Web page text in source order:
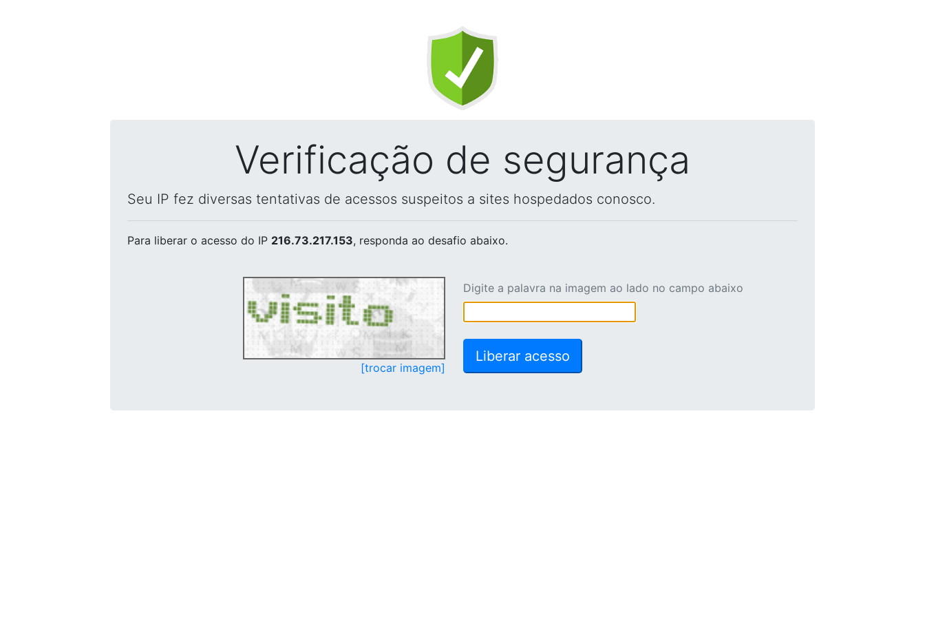
Verificação de segurança
Seu IP fez diversas tentativas de acessos suspeitos a sites hospedados conosco.
Para liberar o acesso do IP 216.73.217.153, responda ao desafio abaixo.
[trocar imagem]
Digite a palavra na imagem ao lado no campo abaixo